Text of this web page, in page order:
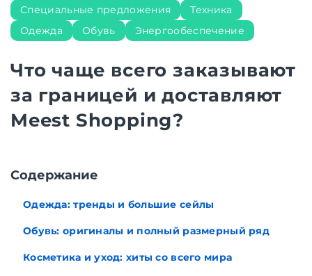
Специальные предложения
Техника
Одежда
Обувь Энергообеспечение
Что чаще всего заказывают
за границей и доставляют
Meest Shopping?
Содержание
Одежда: тренды и большие сейлы
Обувь: оригиналы и полный размерный ряд
Косметика и уход: хиты со всего мира